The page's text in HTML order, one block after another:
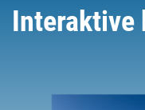
Interaktive